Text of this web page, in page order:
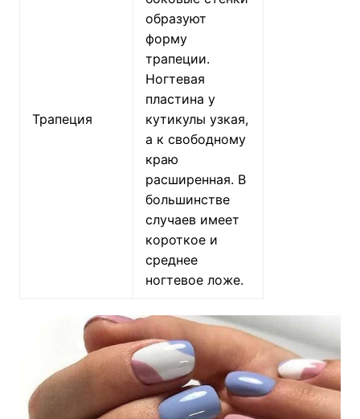
Трапеция
образуют
форму
трапеции.
Ногтевая
пластина у
кутикулы узкая,
а к свободному
краю
расширенная. В
большинстве
случаев имеет
короткое и
среднее
ногтевое ложе.